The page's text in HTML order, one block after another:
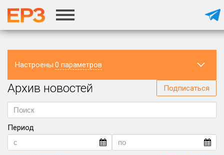
Настроены 0 параметров
Регион
Архив новостей Подписаться
Период